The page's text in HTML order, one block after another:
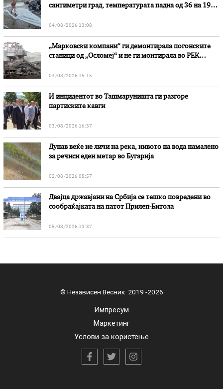
сантиметри град, температурата падна од 36 на 19
04/08/2026 13:08
„Марковски компани“ ги демонтирала погонските
станици од „Осломеј“ и не ги монтирала во РЕК
04/08/2026 15:15
И инцидентот во Ташмаруништa ги разгоре
партиските кавги
03/08/2026 16:37
Дунав веќе не личи на река, нивото на вода намалено
за речиси еден метар во Бугарија
02/08/2026 08:57
Двајца државјани на Србија се тешко повредени во
сообраќајката на патот Прилеп-Битола
05/08/2026 13:37
© Независен Весник 2019 -2026
Импресум
Маркетинг
Услови за користење